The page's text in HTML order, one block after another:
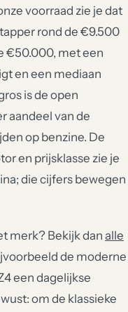
voorraad zie je dat
rond de €9.500
€50.000, met een
en een mediaan
is de open
aandeel van de
op benzine. De
en prijsklasse zie je
die cijfers bewegen
merk? Bekijk dan alle
de moderne
een dagelijkse
om de klassieke